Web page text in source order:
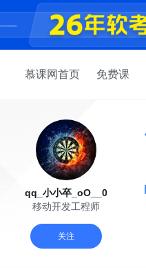
慕课网首页 免费课
qq_小小卒_oO__0
移动开发工程师
关注